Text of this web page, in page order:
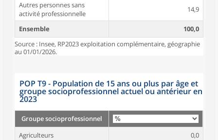
Autres personnes sans
activité professionnelle
14,9
Ensemble
100,0
Source : Insee, RP2023 exploitation complémentaire, géographie
au 01/01/2026.
POP T9 - Population de 15 ans ou plus par âge et
groupe socioprofessionnel actuel ou antérieur en
2023
Groupe socioprofessionnel
Agriculteurs
0,0